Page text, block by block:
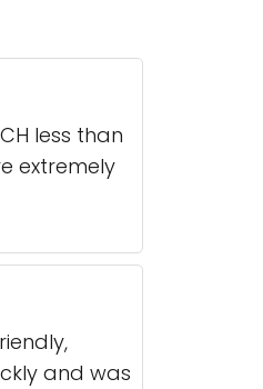
less than
extremely
and was